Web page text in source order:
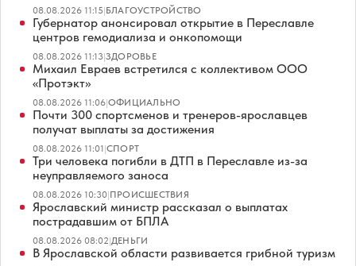
08.08.2026 11:15|БЛАГОУСТРОЙСТВО
Губернатор анонсировал открытие в Переславле
центров гемодиализа и онкопомощи
08.08.2026 11:13|ЗДОРОВЬЕ
Михаил Евраев встретился с коллективом ООО
«Протэкт»
08.08.2026 11:06|ОФИЦИАЛЬНО
Почти 300 спортсменов и тренеров-ярославцев
получат выплаты за достижения
08.08.2026 11:01|СПОРТ
Три человека погибли в ДТП в Переславле из-за
неуправляемого заноса
08.08.2026 10:30|ПРОИСШЕСТВИЯ
Ярославский министр рассказал о выплатах
пострадавшим от БПЛА
08.08.2026 08:02|ДЕНЬГИ
В Ярославской области развивается грибной туризм